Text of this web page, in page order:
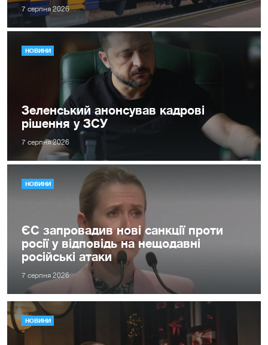
7 серпня 2026
НОВИНИ
Зеленський анонсував кадрові
рішення у ЗСУ
7 серпня 2026
НОВИНИ
ЄС запровадив нові санкції проти
росії у відповідь на нещодавні
російські атаки
7 серпня 2026
НОВИНИ